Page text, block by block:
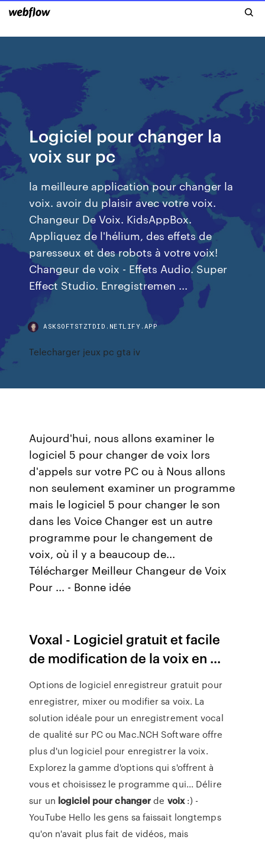
Logiciel pour changer la
voix sur pc
la meilleure application pour changer la
voix. avoir du plaisir avec votre voix.
Changeur De Voix. KidsAppBox.
Appliquez de l'hélium, des effets de
paresseux et des robots à votre voix!
Changeur de voix - Effets Audio. Super
Effect Studio. Enregistremen ...
ASKSOFTSTZTDID.NETLIFY.APP
Telecharger jeux pc gta iv
Aujourd'hui, nous allons examiner le
logiciel 5 pour changer de voix lors
d'appels sur votre PC ou à Nous allons
non seulement examiner un programme
mais le logiciel 5 pour changer le son
dans les Voice Changer est un autre
programme pour le changement de
voix, où il y a beaucoup de...
Télécharger Meilleur Changeur de Voix
Pour ... - Bonne idée
Voxal - Logiciel gratuit et facile
de modification de la voix en ...
Options de logiciel enregistreur gratuit pour
enregistrer, mixer ou modifier sa voix. La
solution idéale pour un enregistrement vocal
de qualité sur PC ou Mac.NCH Software offre
plus d'un logiciel pour enregistrer la voix.
Explorez la gamme d'options qui s'offrent à
vous et choisissez le programme qui... Délire
sur un logiciel pour changerde voix:) -
YouTube Hello les gens sa faissait longtemps
qu'on n'avait plus fait de vidéos, mais